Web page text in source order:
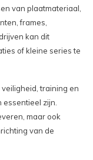
van plaatmateriaal,
frames,
kan dit
of kleine series te
training en
zijn.
maar ook
van de